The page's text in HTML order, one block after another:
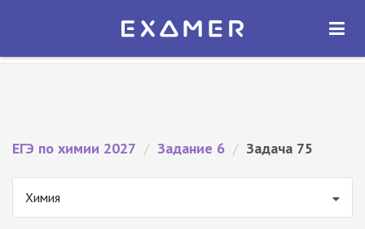
Экзамер — ЕГЭ 2027
ОТКРЫТЬ
ЕГЭ по химии 2027 / Задание 6 / Задача 75
Химия